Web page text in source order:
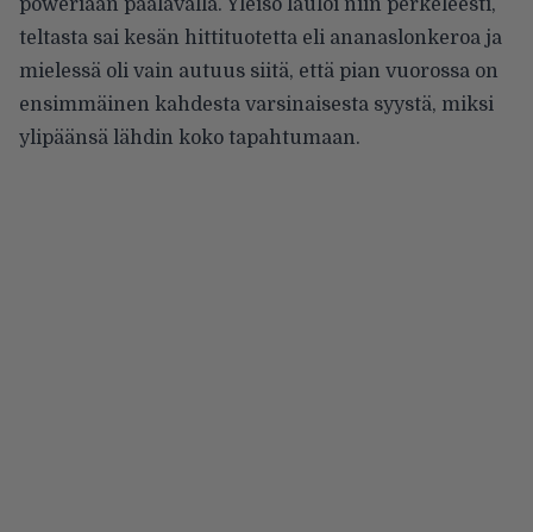
poweriaan päälavalla. Yleisö lauloi niin perkeleesti,
teltasta sai kesän hittituotetta eli ananaslonkeroa ja
mielessä oli vain autuus siitä, että pian vuorossa on
ensimmäinen kahdesta varsinaisesta syystä, miksi
ylipäänsä lähdin koko tapahtumaan.